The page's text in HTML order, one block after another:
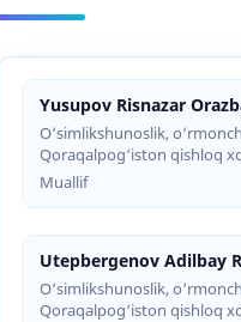
Yusupov Risnazar
O‘simlikshunoslik,
Qoraqalpog‘iston qishloq
Muallif
Utepbergenov Adilbay
O‘simlikshunoslik,
Qoraqalpog‘iston qishloq